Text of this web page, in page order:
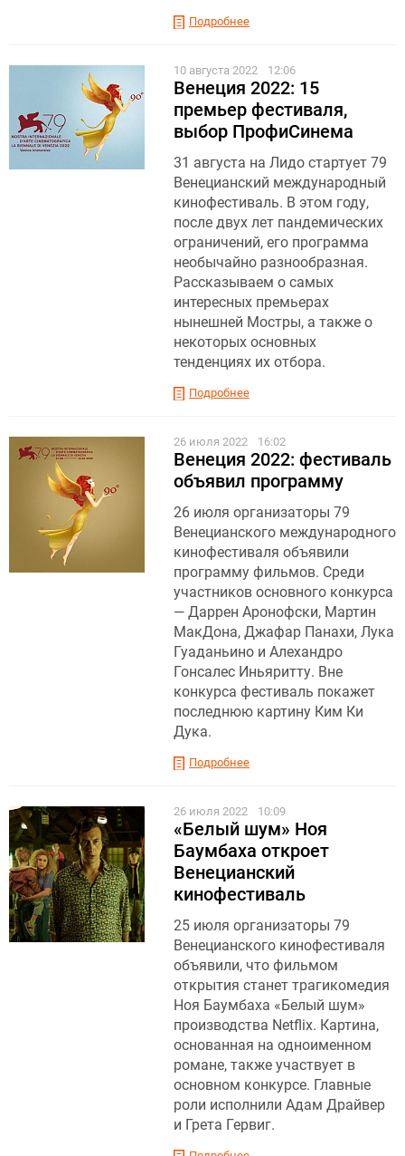
Подробнее
10 августа 2022 12:06
Венеция 2022: 15
премьер фестиваля,
выбор ПрофиСинема
31 августа на Лидо стартует 79
Венецианский международный
кинофестиваль. В этом году,
после двух лет пандемических
ограничений, его программа
необычайно разнообразная.
Рассказываем о самых
интересных премьерах
нынешней Мостры, а также о
некоторых основных
тенденциях их отбора.
Подробнее
26 июля 2022 16:02
Венеция 2022: фестиваль
объявил программу
26 июля организаторы 79
Венецианского международного
кинофестиваля объявили
программу фильмов. Среди
участников основного конкурса
— Даррен Аронофски, Мартин
МакДона, Джафар Панахи, Лука
Гуаданьино и Алехандро
Гонсалес Иньяритту. Вне
конкурса фестиваль покажет
последнюю картину Ким Ки
Дука.
Подробнее
26 июля 2022 10:09
«Белый шум» Ноя
Баумбаха откроет
Венецианский
кинофестиваль
25 июля организаторы 79
Венецианского кинофестиваля
объявили, что фильмом
открытия станет трагикомедия
Ноя Баумбаха «Белый шум»
производства Netflix. Картина,
основанная на одноименном
романе, также участвует в
основном конкурсе. Главные
роли исполнили Адам Драйвер
и Грета Гервиг.